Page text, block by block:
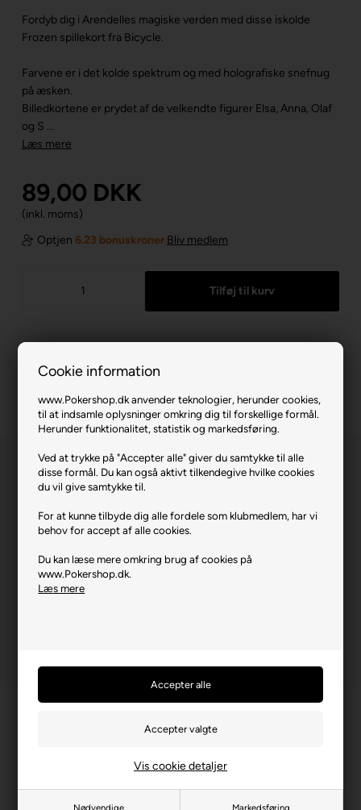
Cookie information
www.Pokershop.dk anvender teknologier, herunder cookies,
til at indsamle oplysninger omkring dig til forskellige formål.
Herunder funktionalitet, statistik og markedsføring.
Ved at trykke på "Accepter alle" giver du samtykke til alle
disse formål. Du kan også aktivt tilkendegive hvilke cookies
du vil give samtykke til.
For at kunne tilbyde dig alle fordele som klubmedlem, har vi
behov for accept af alle cookies.
Du kan læse mere omkring brug af cookies på
www.Pokershop.dk.
Læs mere
Nødvendige Markedsføring
Vis cookie detaljer
Fordyb dig i Arendelles magiske verden med disse iskolde
Frozen spillekort fra Bicycle.
Farvene er i det kolde spektrum og med holografiske snefnug
på æsken.
Billedkortene er prydet af de velkendte figurer Elsa, Anna, Olaf
og S ...
Læs mere
89,00 DKK
(inkl. moms)
Optjen 6.23 bonuskroner Bliv medlem
Varenr.: 0624-10043102